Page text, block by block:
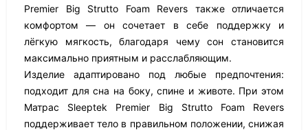
Premier Big Strutto Foam Revers также отличается
комфортом — он сочетает в себе поддержку и
лёгкую мягкость, благодаря чему сон становится
максимально приятным и расслабляющим.
Изделие адаптировано под любые предпочтения:
подходит для сна на боку, спине и животе. При этом
Матрас Sleeptek Premier Big Strutto Foam Revers
поддерживает тело в правильном положении, снижая